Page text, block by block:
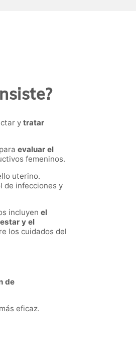
y tratar
evaluar el
femeninos.
uterino.
de infecciones y
incluyen el
y el
los cuidados del
de
eficaz.